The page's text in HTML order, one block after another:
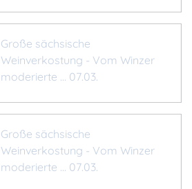
Große sächsische
Weinverkostung - Vom Winzer
moderierte ... 07.03.
Große sächsische
Weinverkostung - Vom Winzer
moderierte ... 07.03.